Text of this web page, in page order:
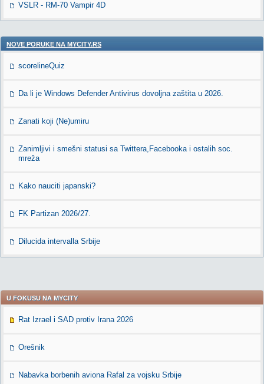
VSLR - RM-70 Vampir 4D
NOVE PORUKE NA MYCITY.RS
scorelineQuiz
Da li je Windows Defender Antivirus dovoljna zaštita u 2026.
Zanati koji (Ne)umiru
Zanimljivi i smešni statusi sa Twittera,Facebooka i ostalih soc.
mreža
Kako nauciti japanski?
FK Partizan 2026/27.
Dilucida intervalla Srbije
U FOKUSU NA MYCITY
Rat Izrael i SAD protiv Irana 2026
Orešnik
Nabavka borbenih aviona Rafal za vojsku Srbije